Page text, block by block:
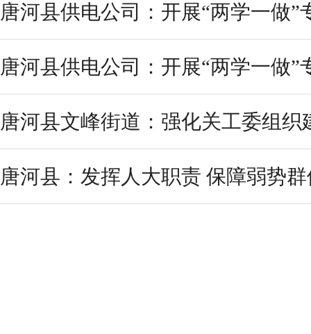
唐河县供电公司：开展“两学一做”
唐河县供电公司：开展“两学一做”
唐河县文峰街道：强化关工委组织
唐河县：发挥人大职责 保障弱势